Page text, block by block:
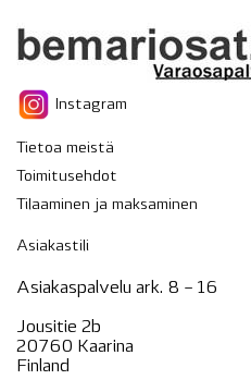
Instagram
Tietoa meistä
Toimitusehdot
Tilaaminen ja maksaminen
Asiakastili
Asiakaspalvelu ark. 8 – 16
Jousitie 2b
20760 Kaarina
Finland